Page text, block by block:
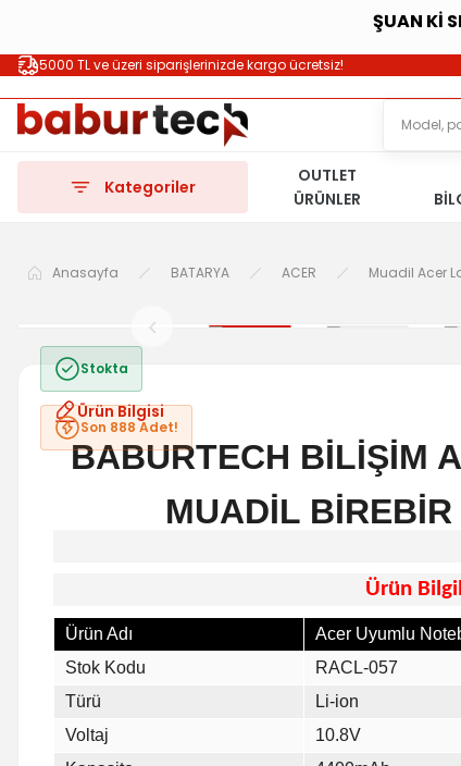
ŞUAN Kİ
5000 TL ve üzeri siparişlerinizde kargo ücretsiz!
Kategoriler
OUTLET
ÜRÜNLER
Anasayfa BATARYA ACER Muadil Acer
Stokta
Son 888 Adet!
Ürün Bilgisi
BABURTECH BİLİŞİM
MUADİL
Ürün
Ürün Adı
Acer Uyumlu
Stok Kodu
RACL-057
Türü
Li-ion
Voltaj
10.8V